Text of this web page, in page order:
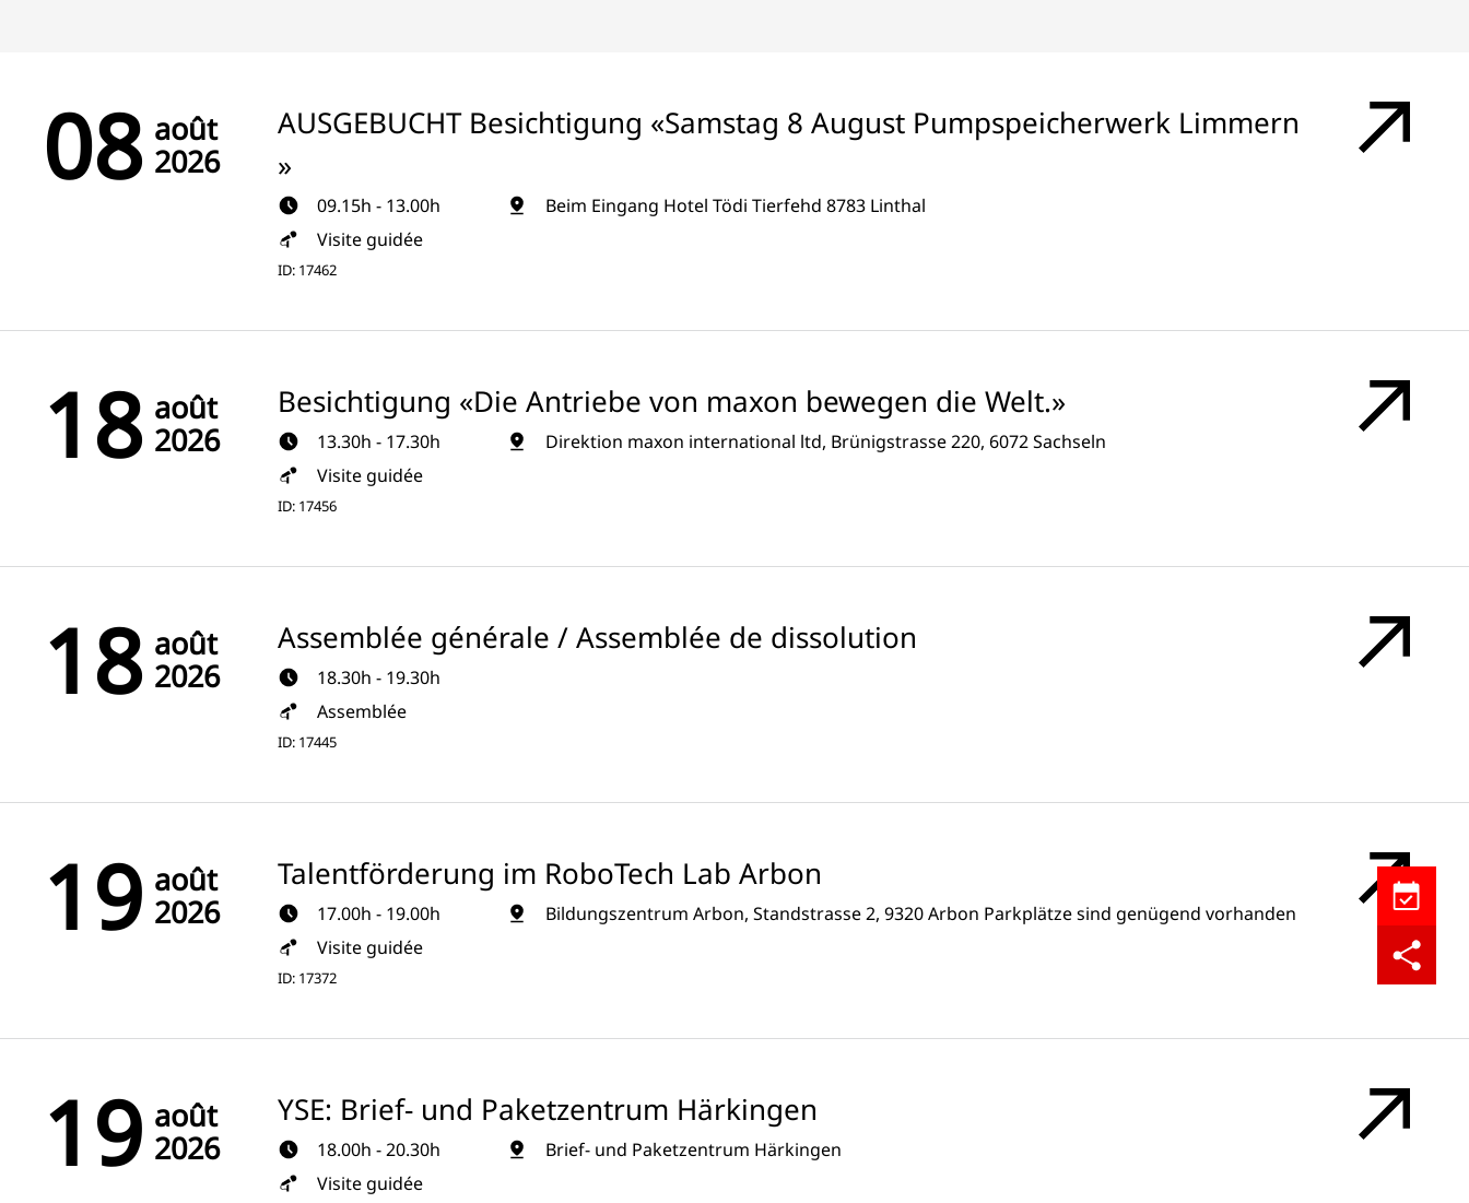
08 août
2026
AUSGEBUCHT Besichtigung «Samstag 8 August Pumpspeicherwerk Limmern
»
09.15h - 13.00h
Beim Eingang Hotel Tödi Tierfehd 8783 Linthal
Visite guidée
ID: 17462
18 août
2026
Besichtigung «Die Antriebe von maxon bewegen die Welt.»
13.30h - 17.30h
Direktion maxon international ltd, Brünigstrasse 220, 6072 Sachseln
Visite guidée
ID: 17456
18 août
2026
Assemblée générale / Assemblée de dissolution
18.30h - 19.30h
Assemblée
ID: 17445
19 août
2026
Talentförderung im RoboTech Lab Arbon
17.00h - 19.00h
Bildungszentrum Arbon, Standstrasse 2, 9320 Arbon Parkplätze sind genügend vorhanden
Visite guidée
ID: 17372
19 août
2026
YSE: Brief- und Paketzentrum Härkingen
18.00h - 20.30h
Brief- und Paketzentrum Härkingen
Visite guidée
Partager